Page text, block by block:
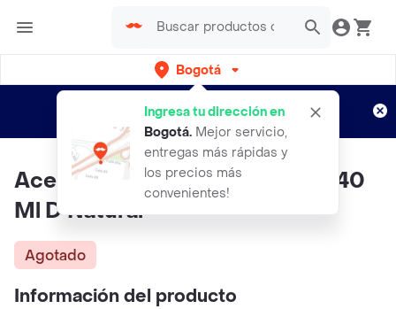
Bogotá
Ingresa tu dirección en
Bogotá. Mejor servicio,
entregas más rápidas y
los precios más
convenientes!
envíos gratis por semanas
Aplican TyC
Aceite Emoliente De Argan X 240
Ml D Natural
Agotado
Información del producto